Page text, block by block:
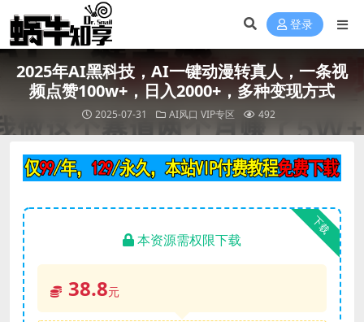
登录
2025年AI黑科技，AI一键动漫转真人，一条视
频点赞100w+，日入2000+，多种变现方式
2025-07-31 AI风口 VIP专区 492
下载
本资源需权限下载
38.8元